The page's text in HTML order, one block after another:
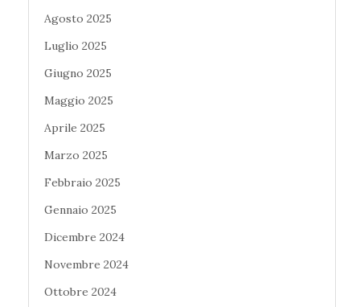
Agosto 2025
Luglio 2025
Giugno 2025
Maggio 2025
Aprile 2025
Marzo 2025
Febbraio 2025
Gennaio 2025
Dicembre 2024
Novembre 2024
Ottobre 2024